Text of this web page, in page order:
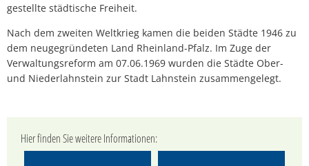
gestellte städtische Freiheit.
Nach dem zweiten Weltkrieg kamen die beiden Städte 1946 zu
dem neugegründeten Land Rheinland-Pfalz. Im Zuge der
Verwaltungsreform am 07.06.1969 wurden die Städte Ober-
und Niederlahnstein zur Stadt Lahnstein zusammengelegt.
Hier finden Sie weitere Informationen: